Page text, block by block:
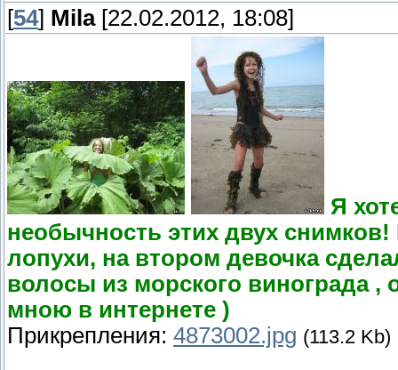
[54] Mila[22.02.2012, 18:08]
Я
необычность этих двух
лопухи, на втором девочка
волосы из морского винограда
мною в интернете )
Прикрепления: 4873002.jpg (113.2 Kb)